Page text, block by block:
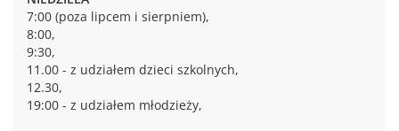
7:00 (poza lipcem i sierpniem),
8:00,
9:30,
11.00 - z udziałem dzieci szkolnych,
12.30,
19:00 - z udziałem młodzieży,